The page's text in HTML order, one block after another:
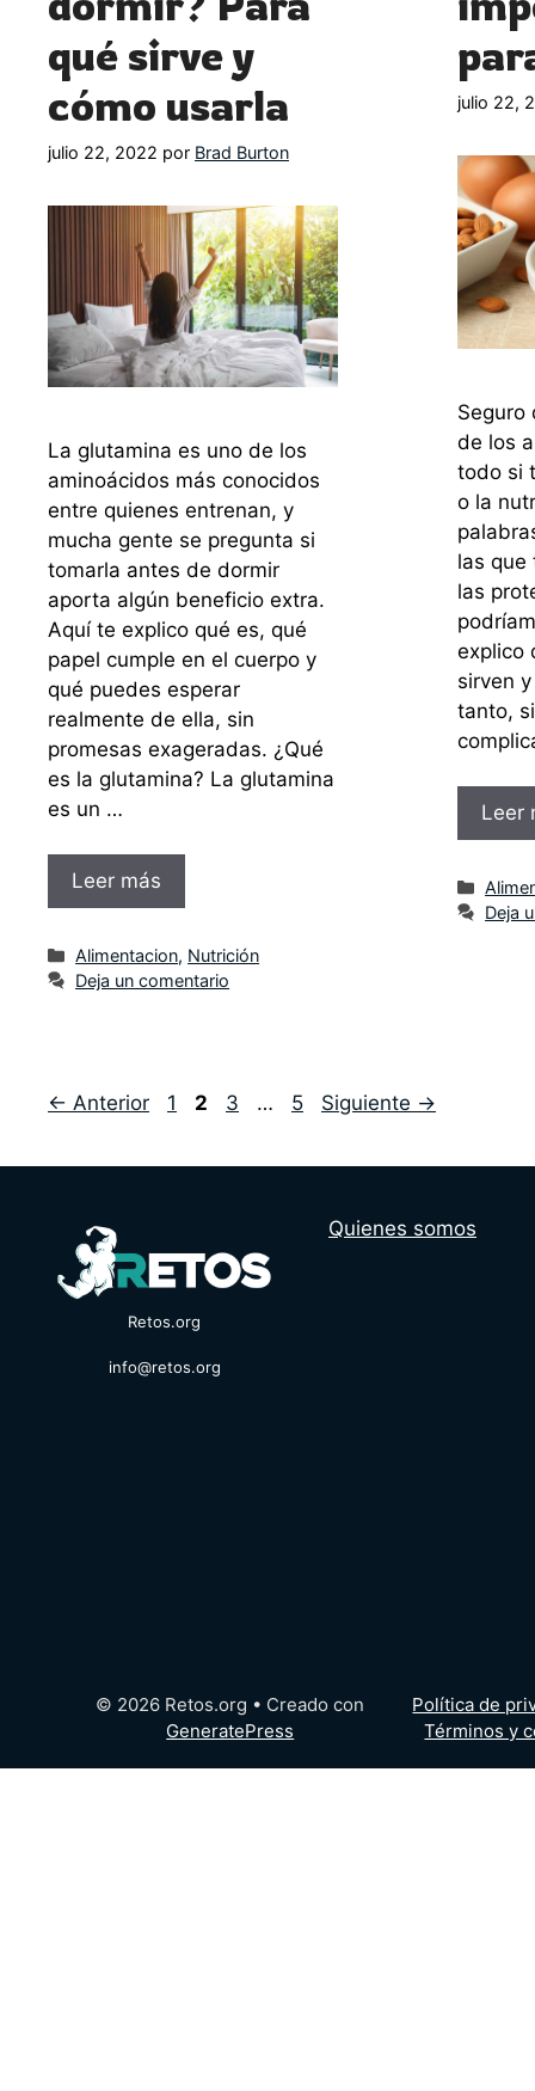
qué sirve y
cómo usarla
julio 22, 2022 por Brad Burton
La glutamina es uno de los
aminoácidos más conocidos
entre quienes entrenan, y
mucha gente se pregunta si
tomarla antes de dormir
aporta algún beneficio extra.
Aquí te explico qué es, qué
papel cumple en el cuerpo y
qué puedes esperar
realmente de ella, sin
promesas exageradas. ¿Qué
es la glutamina? La glutamina
es un …
Leer más
Categorías
Alimentacion, Nutrición
Deja un comentario
julio 22,
Seguro
de los
todo si
o la
las que
las
explico
sirven
tanto,
Leer
Deja
← Anterior Página
1 Página
2 Página
3 … Página
5 Siguiente →
Retos.org
info@retos.org
Quienes somos
Política de
Términos y
© 2026 Retos.org • Creado con
GeneratePress